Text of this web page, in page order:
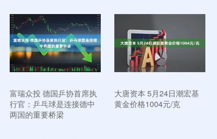
富瑞众投 德国乒协首席执
行官：乒乓球是连接德中
两国的重要桥梁
大唐资本 5月24日潮宏基
黄金价格1004元/克